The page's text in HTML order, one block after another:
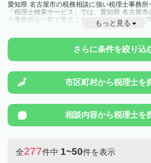
愛知県 名古屋市の税務相談に強い税理士事務
「税理士検索サービス」では、愛知県 名古屋
士事務所を一覧で見ることが出来ます。相続に
ことは一度近隣の税理士に相談してみましょう。
もっと見る
さらに条件を絞り込
市区町村から税理士を
相談内容から税理士を
全277件中 1~50件を表示